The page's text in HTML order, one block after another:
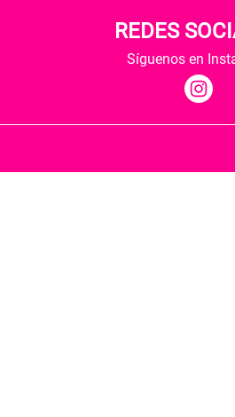
REDES
Síguenos en